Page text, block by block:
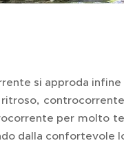
si approda
per molto
dalla confortevole